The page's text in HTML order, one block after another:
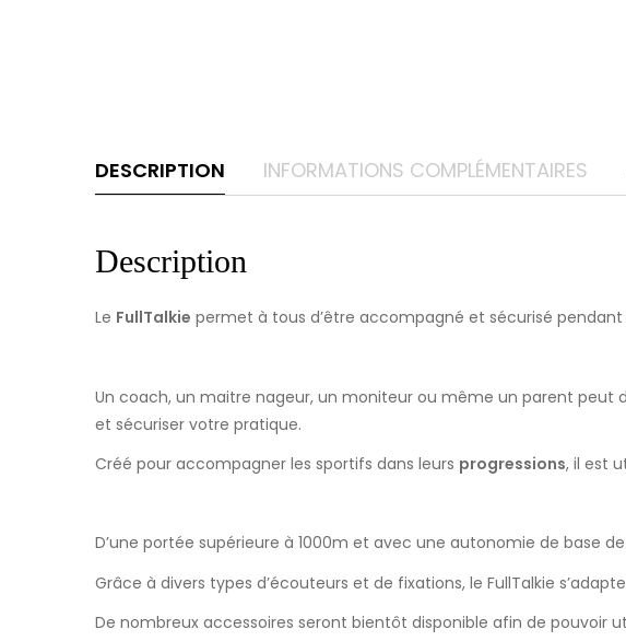
DESCRIPTION INFORMATIONS COMPLÉMENTAIRES
Description
Le FullTalkie permet à tous d’être accompagné et sécurisé
Un coach, un maitre nageur, un moniteur ou même un parent peut
et sécuriser votre pratique.
Créé pour accompagner les sportifs dans leurs progressions, il est
D’une portée supérieure à 1000m et avec une autonomie de base
Grâce à divers types d’écouteurs et de fixations, le FullTalkie
De nombreux accessoires seront bientôt disponible afin de pouvoir